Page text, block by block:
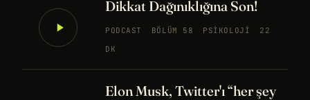
Dikkat Dağınıklığına Son!
PODCAST BÖLÜM 58 PSIKOLOJI
22
DK
Elon Musk, Twitter'ı “her şey